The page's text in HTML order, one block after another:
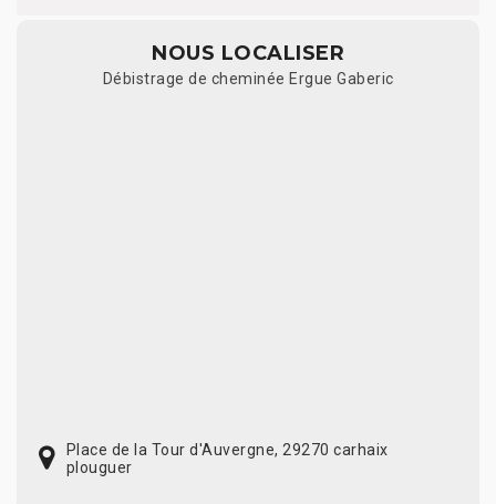
NOUS LOCALISER
Débistrage de cheminée Ergue Gaberic
Place de la Tour d'Auvergne, 29270 carhaix
plouguer